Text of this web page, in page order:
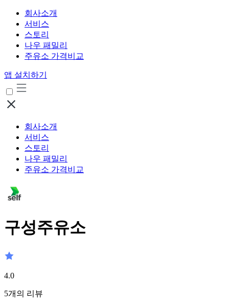
회사소개
서비스
스토리
나우 패밀리
주유소 가격비교
앱 설치하기
회사소개
서비스
스토리
나우 패밀리
주유소 가격비교
구성주유소
4.0
5개의 리뷰